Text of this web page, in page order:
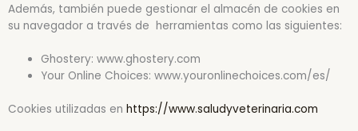
Además, también puede gestionar el almacén de cookies en
su navegador a través de herramientas como las siguientes:
Ghostery: www.ghostery.com
Your Online Choices: www.youronlinechoices.com/es/
Cookies utilizadas en https://www.saludyveterinaria.com